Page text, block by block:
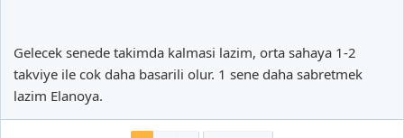
Gelecek senede takimda kalmasi lazim, orta sahaya 1-2
takviye ile cok daha basarili olur. 1 sene daha sabretmek
lazim Elanoya.